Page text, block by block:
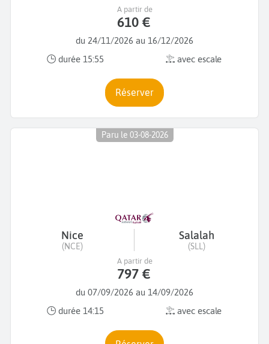
du 24/11/2026 au 16/12/2026
durée 15:55
avec escale
A partir de
610 €
Réserver
Paru le 03-08-2026
Nice
(NCE)
Salalah
(SLL)
du 07/09/2026 au 14/09/2026
durée 14:15
avec escale
A partir de
797 €